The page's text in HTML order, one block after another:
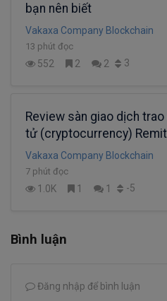
bạn nên biết
Vakaxa Company Blockchain
13 phút đọc
552 2 2 3
Review sàn giao dịch
tử (cryptocurrency)
Vakaxa Company Blockchain
7 phút đọc
1.0K 1 1 -5
Bình luận
Đăng nhập để bình luận